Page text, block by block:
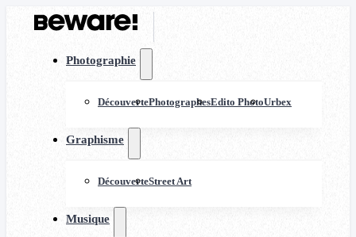
Photographie
DécouvertePhotographesEdito PhotoUrbex
Graphisme
DécouverteStreet Art
Musique